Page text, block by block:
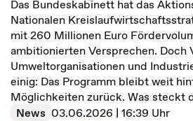
Das Bundeskabinett hat das
Nationalen
mit 260 Millionen Euro
ambitionierten Versprechen. Doch
Umweltorganisationen und
einig: Das Programm bleibt weit
Möglichkeiten zurück. Was steckt
News 03.06.2026 | 16:39 Uhr